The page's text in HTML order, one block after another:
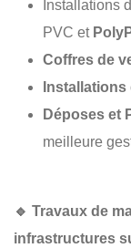
Installations
PVC et
Coffres de
Déposes et
meilleure
🔹 Travaux de
infrastructures